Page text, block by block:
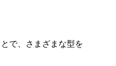
で、さまざまな型を